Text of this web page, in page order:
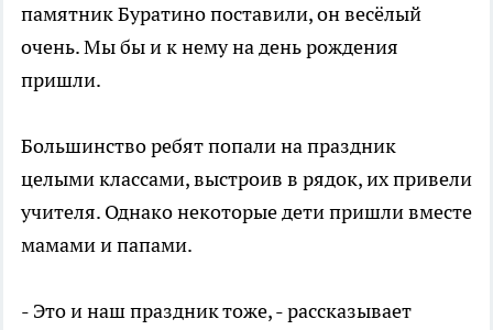
памятник Буратино поставили, он весёлый
очень. Мы бы и к нему на день рождения
пришли.
Большинство ребят попали на праздник
целыми классами, выстроив в рядок, их привели
учителя. Однако некоторые дети пришли вместе
мамами и папами.
- Это и наш праздник тоже, - рассказывает